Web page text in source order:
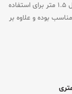
مشتریان خود تضمین کنید. این منقل رومیزی با طول ۱.۵ متر برای استفاده
بوده و علاوه بر